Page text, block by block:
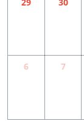
6 7